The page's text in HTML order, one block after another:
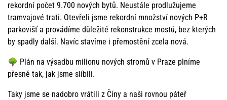
rekordní počet 9.700 nových bytů. Neustále prodlužujeme
tramvajové trati. Otevřeli jsme rekordní množství nových P+R
parkovišť a provádíme důležité rekonstrukce mostů, bez kterých
by spadly další. Navíc stavíme i přemostění zcela nová.
🌳 Plán na výsadbu milionu nových stromů v Praze plníme
přesně tak, jak jsme slíbili.
Taky jsme se nadobro vrátili z Číny a naši rovnou páteř